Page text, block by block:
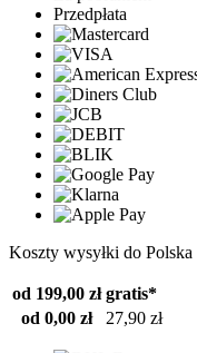
Przedpłata
Koszty wysyłki do Polska
od 199,00 zł gratis*
od 0,00 zł
27,90 zł